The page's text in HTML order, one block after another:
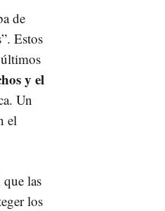
de
Estos
y el
Un
el
las
los